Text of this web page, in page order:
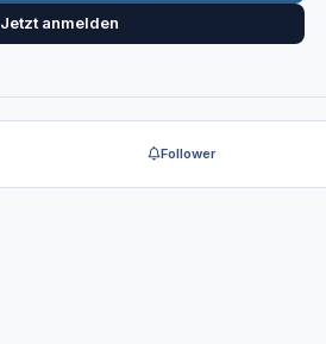
Jetzt anmelden
Follower